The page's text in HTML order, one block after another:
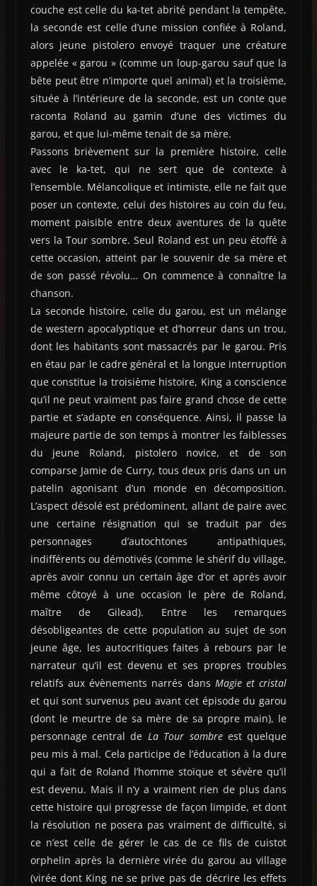
couche est celle du ka-tet abrité pendant la tempête,
la seconde est celle d’une mission confiée à Roland,
alors jeune pistolero envoyé traquer une créature
appelée « garou » (comme un loup-garou sauf que la
bête peut être n’importe quel animal) et la troisième,
située à l’intérieure de la seconde, est un conte que
raconta Roland au gamin d’une des victimes du
garou, et que lui-même tenait de sa mère.
Passons brièvement sur la première histoire, celle
avec le ka-tet, qui ne sert que de contexte à
l’ensemble. Mélancolique et intimiste, elle ne fait que
poser un contexte, celui des histoires au coin du feu,
moment paisible entre deux aventures de la quête
vers la Tour sombre. Seul Roland est un peu étoffé à
cette occasion, atteint par le souvenir de sa mère et
de son passé révolu… On commence à connaître la
chanson.
La seconde histoire, celle du garou, est un mélange
de western apocalyptique et d’horreur dans un trou,
dont les habitants sont massacrés par le garou. Pris
en étau par le cadre général et la longue interruption
que constitue la troisième histoire, King a conscience
qu’il ne peut vraiment pas faire grand chose de cette
partie et s’adapte en conséquence. Ainsi, il passe la
majeure partie de son temps à montrer les faiblesses
du jeune Roland, pistolero novice, et de son
comparse Jamie de Curry, tous deux pris dans un un
patelin agonisant d’un monde en décomposition.
L’aspect désolé est prédominent, allant de paire avec
une certaine résignation qui se traduit par des
personnages d’autochtones antipathiques,
indifférents ou démotivés (comme le shérif du village,
après avoir connu un certain âge d’or et après avoir
même côtoyé à une occasion le père de Roland,
maître de Gilead). Entre les remarques
désobligeantes de cette population au sujet de son
jeune âge, les autocritiques faites à rebours par le
narrateur qu’il est devenu et ses propres troubles
relatifs aux évènements narrés dans Magie et cristal
et qui sont survenus peu avant cet épisode du garou
(dont le meurtre de sa mère de sa propre main), le
personnage central de La Tour sombreest quelque
peu mis à mal. Cela participe de l’éducation à la dure
qui a fait de Roland l’homme stoïque et sévère qu’il
est devenu. Mais il n’y a vraiment rien de plus dans
cette histoire qui progresse de façon limpide, et dont
la résolution ne posera pas vraiment de difficulté, si
ce n’est celle de gérer le cas de ce fils de cuistot
orphelin après la dernière virée du garou au village
(virée dont King ne se prive pas de décrire les effets